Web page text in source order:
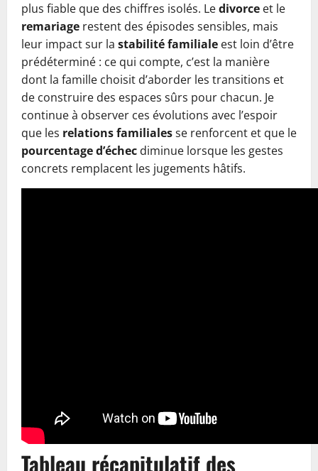
plus fiable que des chiffres isolés. Ledivorce et le
remariage restent des épisodes sensibles, mais
leur impact sur la stabilité familiale est loin d’être
prédéterminé : ce qui compte, c’est la manière
dont la famille choisit d’aborder les transitions et
de construire des espaces sûrs pour chacun. Je
continue à observer ces évolutions avec l’espoir
que les relations familialesse renforcent et que le
pourcentage d’échec diminue lorsque les gestes
concrets remplacent les jugements hâtifs.
Tableau récapitulatif des